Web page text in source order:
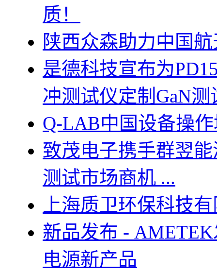
质！
陕西众森助力中国
是德科技宣布为
冲测试仪定制GaN测
Q-LAB中国设备操
致茂电子携手群翌
测试市场商机 ...
上海质卫环保科技
新品发布 -
电源新产品